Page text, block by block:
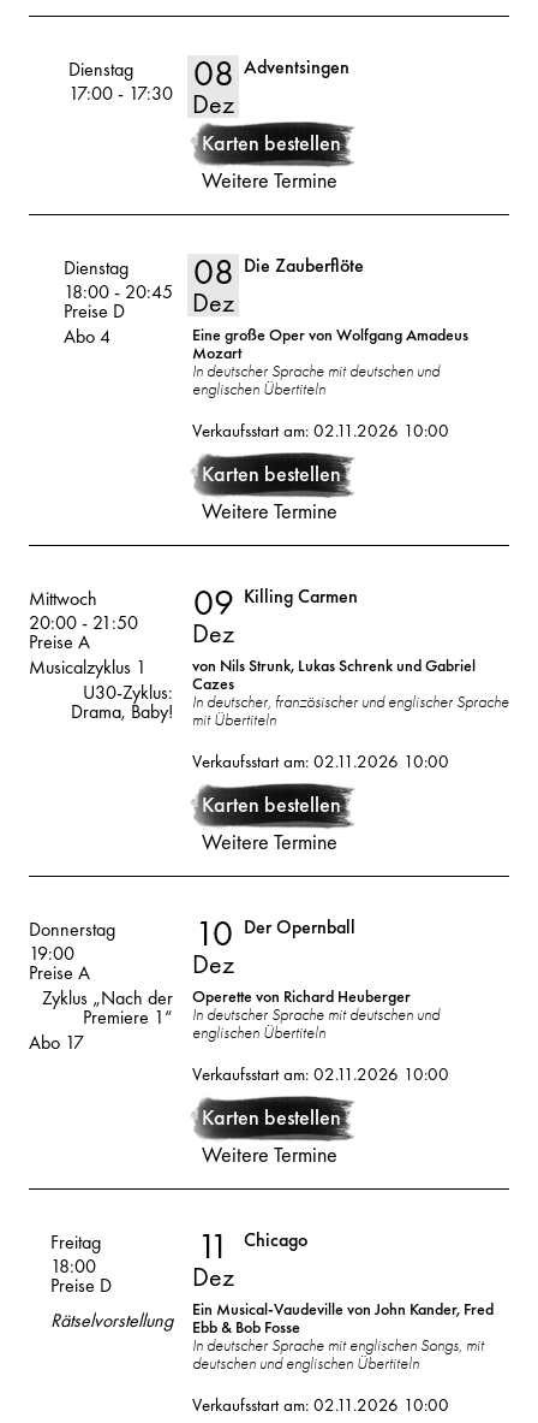
08
Dez
Adventsingen
Karten bestellen
Weitere Termine
Volksoper
Dienstag
17:00- 17:30
08
Dez
Die Zauberflöte
Eine große Oper von Wolfgang Amadeus
Mozart
In deutscher Sprache mit deutschen und
englischen Übertiteln
Verkaufsstart am: 02.11.2026 10:00
Karten bestellen
Weitere Termine
Volksoper
Dienstag
18:00- 20:45
Preise D
Abo 4
09
Dez
Killing Carmen
von Nils Strunk, Lukas Schrenk und Gabriel
Cazes
In deutscher, französischer und englischer Sprache
mit Übertiteln
Verkaufsstart am: 02.11.2026 10:00
Karten bestellen
Weitere Termine
Volksoper
Mittwoch
20:00- 21:50
Preise A
Musicalzyklus 1
U30-Zyklus:
Drama, Baby!
10
Dez
Der Opernball
Operette von Richard Heuberger
In deutscher Sprache mit deutschen und
englischen Übertiteln
Verkaufsstart am: 02.11.2026 10:00
Karten bestellen
Weitere Termine
2026
Volksoper
Donnerstag
19:00
Preise A
Zyklus „Nach der
Premiere 1“
Abo 17
11
Dez
Chicago
Ein Musical-Vaudeville von John Kander, Fred
Ebb & Bob Fosse
In deutscher Sprache mit englischen Songs, mit
deutschen und englischen Übertiteln
Verkaufsstart am: 02.11.2026 10:00
Volksoper
Freitag
18:00
Preise D
Rätselvorstellung